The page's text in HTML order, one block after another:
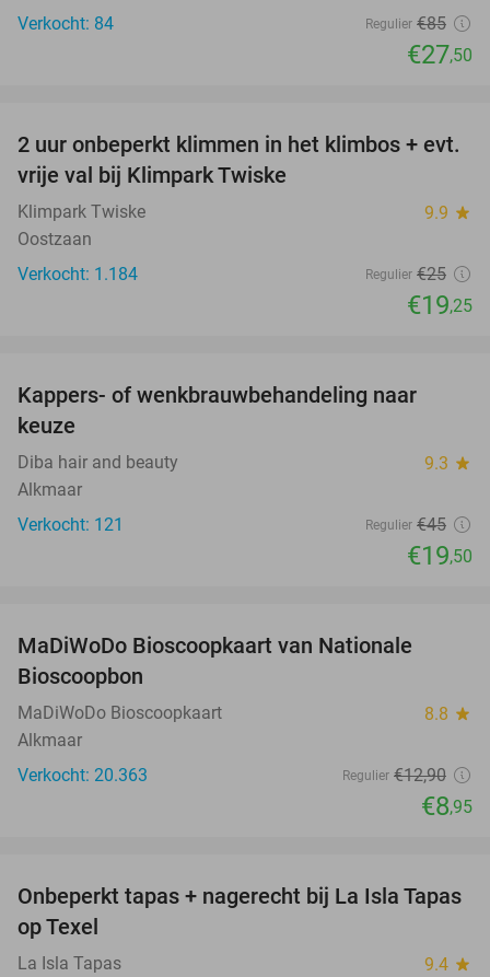
Verkocht: 84
Regulier €85
€27,50
23%
2 uur onbeperkt klimmen in het klimbos + evt.
vrije val bij Klimpark Twiske
Klimpark Twiske 9.9 star
Oostzaan
Verkocht: 1.184
Regulier €25
€19,25
Kappers- of wenkbrauwbehandeling naar
keuze
Diba hair and beauty 9.3 star
Alkmaar
Verkocht: 121
Regulier €45
€19,50
MaDiWoDo Bioscoopkaart van Nationale
Bioscoopbon
MaDiWoDo Bioscoopkaart 8.8 star
Alkmaar
Verkocht: 20.363
Regulier €12,90
€8,95
26%
Onbeperkt tapas + nagerecht bij La Isla Tapas
op Texel
La Isla Tapas 9.4 star